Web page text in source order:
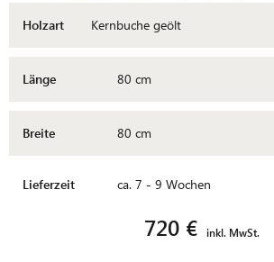
Holzart Kernbuche geölt
Länge 80 cm
Breite 80 cm
Lieferzeit ca. 7 - 9 Wochen
720 € inkl. MwSt.